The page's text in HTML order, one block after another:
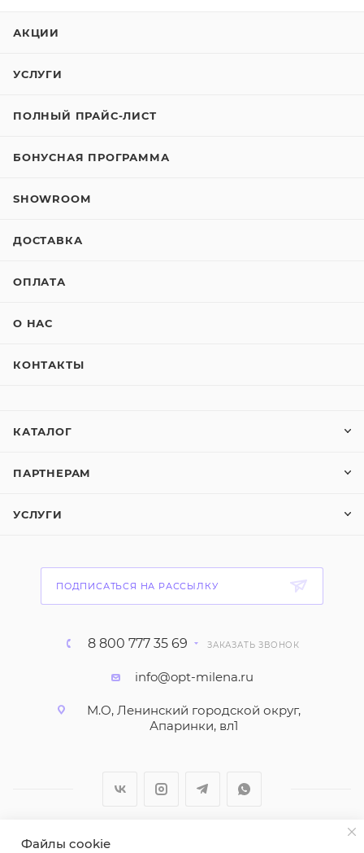
АКЦИИ
УСЛУГИ
ПОЛНЫЙ ПРАЙС-ЛИСТ
БОНУСНАЯ ПРОГРАММА
SHOWROOM
ДОСТАВКА
ОПЛАТА
О НАС
КОНТАКТЫ
КАТАЛОГ
ПАРТНЕРАМ
УСЛУГИ
ПОДПИСАТЬСЯ НА РАССЫЛКУ
8 800 777 35 69 ЗАКАЗАТЬ ЗВОНОК
info@opt-milena.ru
М.О, Ленинский городской округ,
Апаринки, вл1
Файлы cookie